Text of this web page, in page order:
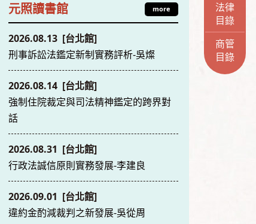
元照讀書館 more
2026.08.13 [台北館]
刑事訴訟法鑑定新制實務評析-吳燦
2026.08.14 [台北館]
強制住院裁定與司法精神鑑定的跨界對
話
2026.08.31 [台北館]
行政法誠信原則實務發展-李建良
2026.09.01 [台北館]
違約金酌減裁判之新發展-吳從周
法律
目錄
商管
目錄